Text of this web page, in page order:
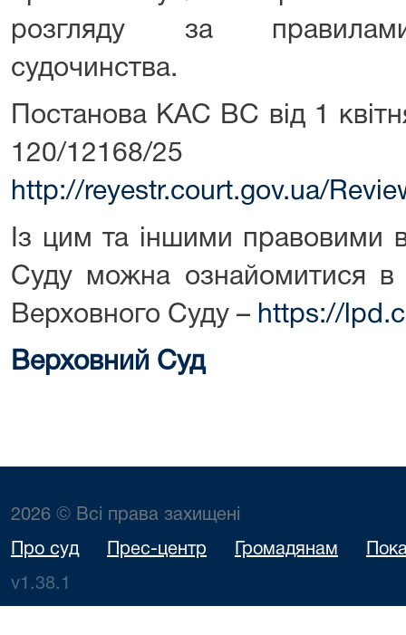
розгляду за правилами
судочинства.
Постанова КАС ВС від 1
120/
http://reyestr.court.gov.ua/
Із цим та іншими правовими
Суду можна ознайомитися в
Верховного Суду – https://
Верховний Суд
2026 © Всі права захищені
Про суд Прес-центр Громадянам
v1.38.1